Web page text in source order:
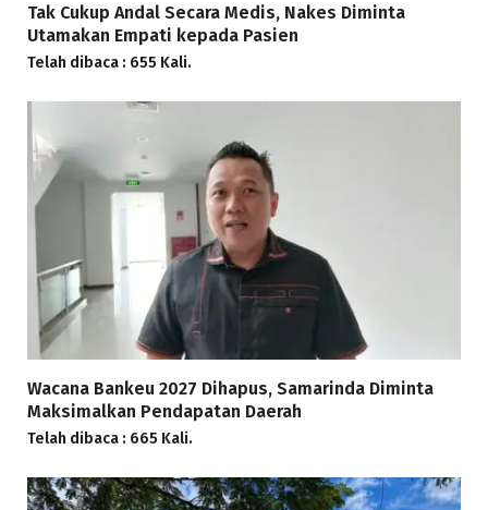
Tak Cukup Andal Secara Medis, Nakes Diminta
Utamakan Empati kepada Pasien
Telah dibaca : 655 Kali.
Wacana Bankeu 2027 Dihapus, Samarinda Diminta
Maksimalkan Pendapatan Daerah
Telah dibaca : 665 Kali.